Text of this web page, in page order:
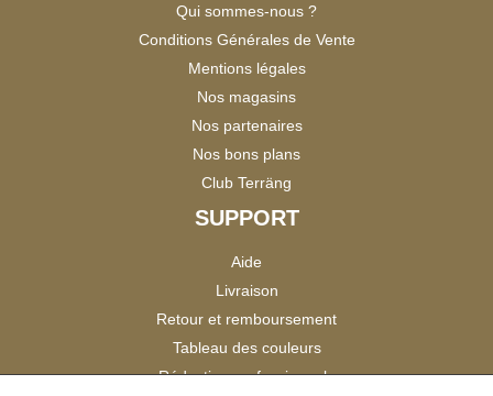
Qui sommes-nous ?
Conditions Générales de Vente
Mentions légales
Nos magasins
Nos partenaires
Nos bons plans
Club Terräng
SUPPORT
Aide
Livraison
Retour et remboursement
Tableau des couleurs
Réduction professionnels